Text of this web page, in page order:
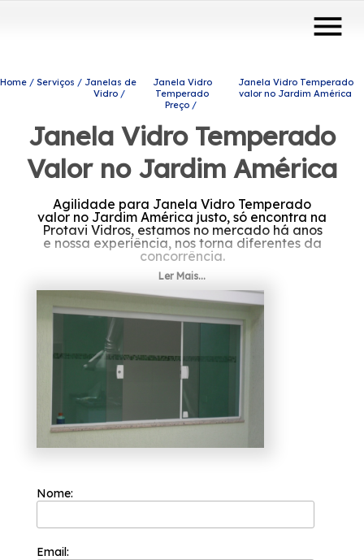
menu
Home Serviços
Janelas de
Vidro
Janela Vidro
Temperado
Preço
Janela Vidro Temperado
valor no Jardim América
Janela Vidro Temperado
Valor no Jardim América
Agilidade para Janela Vidro Temperado
valor no Jardim América justo, só encontra na
Protavi Vidros, estamos no mercado há anos
e nossa experiência, nos torna diferentes da
concorrência.
Se está precisando de Janela Vidro
Temperado valor no Jardim América, Conte
com a Protavi Vidros e tenha a solução que
você busca do setor de engenharia de vidros,
são diversas opções de produtos e serviços
oferecidas, como envidraçamento de
sacadas, box para banheiros e portas de
vidro. Leve mais modernidade e beleza para
serviços, fale conosco.
Ler Mais...
Nome:
Email: